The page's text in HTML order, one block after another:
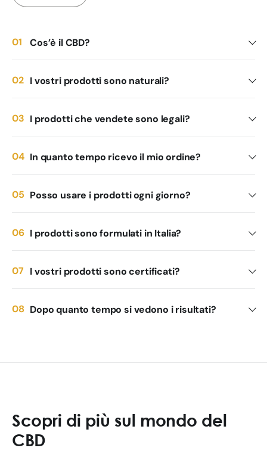
Cos’è il CBD?
I vostri prodotti sono naturali?
I prodotti che vendete sono legali?
In quanto tempo ricevo il mio ordine?
Posso usare i prodotti ogni giorno?
I prodotti sono formulati in Italia?
I vostri prodotti sono certificati?
Dopo quanto tempo si vedono i risultati?
Scopri di più sul mondo del
CBD